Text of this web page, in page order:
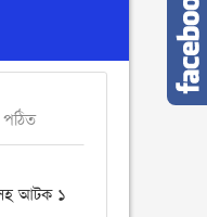
পঠিত
আটক ১